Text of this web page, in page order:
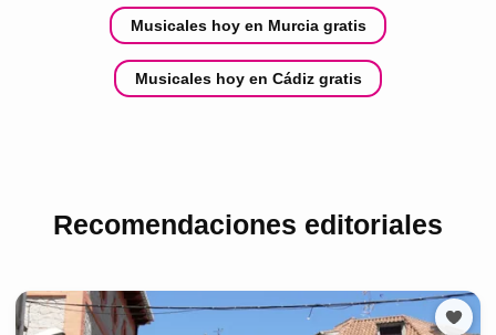
Musicales hoy en Murcia gratis
Musicales hoy en Cádiz gratis
Recomendaciones editoriales